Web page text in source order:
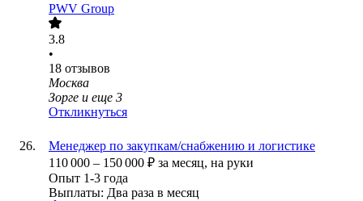
PWV Group
3.8
•
18 отзывов
Москва
Зорге и еще 3
Откликнуться
Менеджер по закупкам/снабжению и логистике
110 000 – 150 000 ₽ за месяц, на руки
Опыт 1-3 года
Выплаты: Два раза в месяц